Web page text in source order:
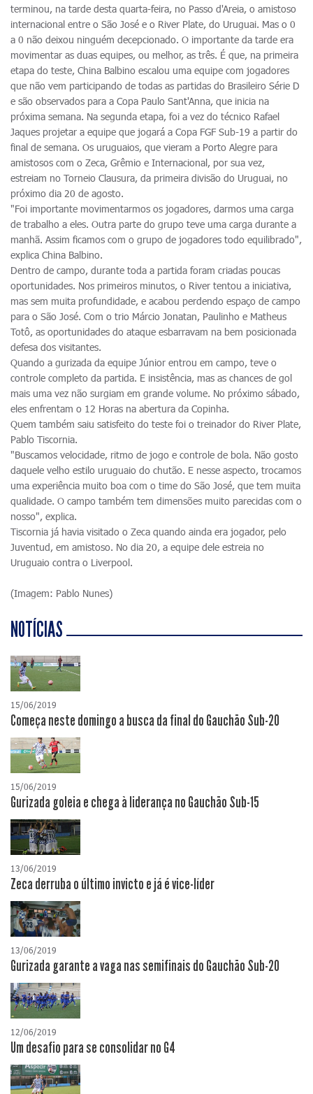
terminou, na tarde desta quarta-feira, no Passo d'Areia, o amistoso
internacional entre o São José e o River Plate, do Uruguai. Mas o 0
a 0 não deixou ninguém decepcionado. O importante da tarde era
movimentar as duas equipes, ou melhor, as três. É que, na primeira
etapa do teste, China Balbino escalou uma equipe com jogadores
que não vem participando de todas as partidas do Brasileiro Série D
e são observados para a Copa Paulo Sant'Anna, que inicia na
próxima semana. Na segunda etapa, foi a vez do técnico Rafael
Jaques projetar a equipe que jogará a Copa FGF Sub-19 a partir do
final de semana. Os uruguaios, que vieram a Porto Alegre para
amistosos com o Zeca, Grêmio e Internacional, por sua vez,
estreiam no Torneio Clausura, da primeira divisão do Uruguai, no
próximo dia 20 de agosto.
"Foi importante movimentarmos os jogadores, darmos uma carga
de trabalho a eles. Outra parte do grupo teve uma carga durante a
manhã. Assim ficamos com o grupo de jogadores todo equilibrado",
explica China Balbino.
Dentro de campo, durante toda a partida foram criadas poucas
oportunidades. Nos primeiros minutos, o River tentou a iniciativa,
mas sem muita profundidade, e acabou perdendo espaço de campo
para o São José. Com o trio Márcio Jonatan, Paulinho e Matheus
Totô, as oportunidades do ataque esbarravam na bem posicionada
defesa dos visitantes.
Quando a gurizada da equipe Júnior entrou em campo, teve o
controle completo da partida. E insistência, mas as chances de gol
mais uma vez não surgiam em grande volume. No próximo sábado,
eles enfrentam o 12 Horas na abertura da Copinha.
Quem também saiu satisfeito do teste foi o treinador do River Plate,
Pablo Tiscornia.
"Buscamos velocidade, ritmo de jogo e controle de bola. Não gosto
daquele velho estilo uruguaio do chutão. E nesse aspecto, trocamos
uma experiência muito boa com o time do São José, que tem muita
qualidade. O campo também tem dimensões muito parecidas com o
nosso", explica.
Tiscornia já havia visitado o Zeca quando ainda era jogador, pelo
Juventud, em amistoso. No dia 20, a equipe dele estreia no
Uruguaio contra o Liverpool.
(Imagem: Pablo Nunes)
NOTÍCIAS
15/06/2019
Começa neste domingo a busca da final do Gauchão Sub-20
15/06/2019
Gurizada goleia e chega à liderança no Gauchão Sub-15
13/06/2019
Zeca derruba o último invicto e já é vice-líder
13/06/2019
Gurizada garante a vaga nas semifinais do Gauchão Sub-20
12/06/2019
Um desafio para se consolidar no G4